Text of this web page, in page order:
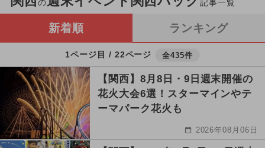
の 記事一覧
新着順 ランキング
1ページ目 / 22ページ 全435件
【関西】8月8日・9日週末開催の
花火大会6選！スターマインやテ
ーマパーク花火も
2026年08月06日